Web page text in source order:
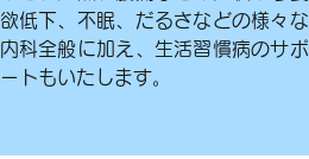
欲低下、不眠、だるさなどの様々な
内科全般に加え、生活習慣病のサポ
ートもいたします。